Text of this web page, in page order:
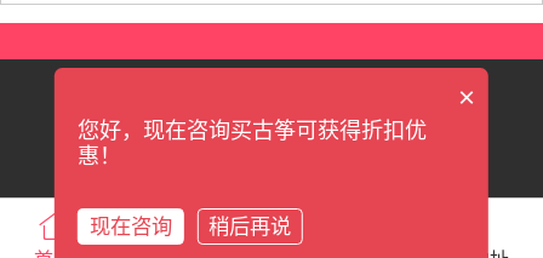
联系我们 关于我们 | 新手上路 | 售后服务 |
×
您好，现在咨询买古筝可获得折扣优
惠！
现在咨询 稍后再说